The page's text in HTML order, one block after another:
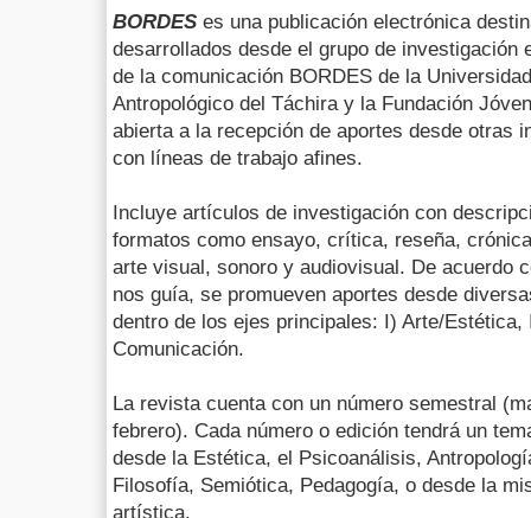
BORDES es una publicación electrónica
desarrollados desde el grupo de
de la comunicación BORDES de la
Antropológico del Táchira y la Fundación
abierta a la recepción de aportes desde otras
con líneas de trabajo afines.
Incluye artículos de investigación con
formatos como ensayo, crítica, reseña,
arte visual, sonoro y audiovisual. De acuerdo
nos guía, se promueven aportes desde
dentro de los ejes principales: I) Arte/
Comunicación.
La revista cuenta con un número semestral
febrero). Cada número o edición tendrá un
desde la Estética, el Psicoanálisis,
Filosofía, Semiótica, Pedagogía, o desde la
artística.